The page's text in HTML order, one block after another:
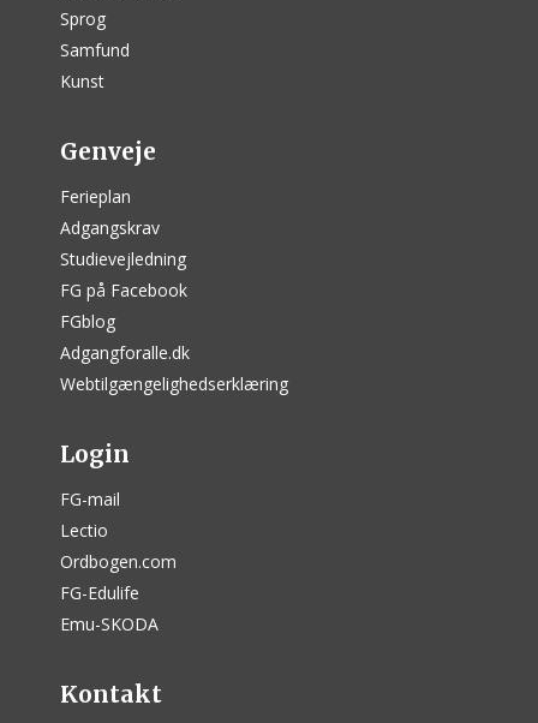
Sprog
Samfund
Kunst
Genveje
Ferieplan
Adgangskrav
Studievejledning
FG på Facebook
FGblog
Adgangforalle.dk
Webtilgængelighedserklæring
Login
FG-mail
Lectio
Ordbogen.com
FG-Edulife
Emu-SKODA
Kontakt